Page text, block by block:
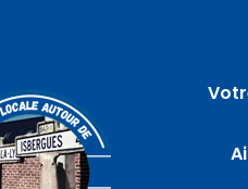
Marché artisanal
nocturne –